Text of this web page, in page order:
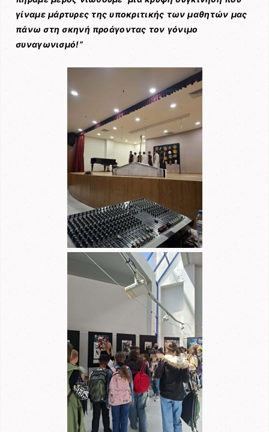
γίναμε μάρτυρες της υποκριτικής των μαθητών μας
πάνω στη σκηνή προάγοντας τον γόνιμο
συναγωνισμό!”